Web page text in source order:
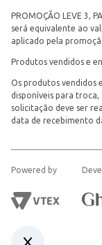
PROMOÇÃO LEVE 3,
será equivalente ao
aplicado pela
Produtos vendidos e
Os produtos vendidos
disponíveis para
solicitação deve ser
data de recebimento
Powered by